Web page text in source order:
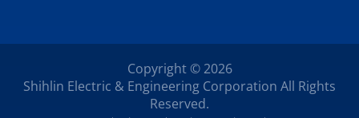
Copyright © 2026
Shihlin Electric & Engineering Corporation All Rights
Reserved.